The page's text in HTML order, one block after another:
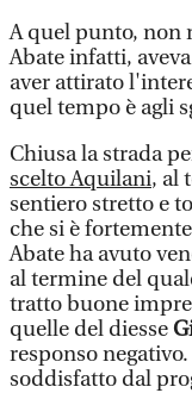
A quel punto, non
Abate infatti,
aver attirato
quel tempo è agli
Chiusa la strada
scelto Aquilani, al
sentiero stretto e
che si è
Abate ha avuto
al termine del
tratto buone
quelle del diesse
responso
soddisfatto dal